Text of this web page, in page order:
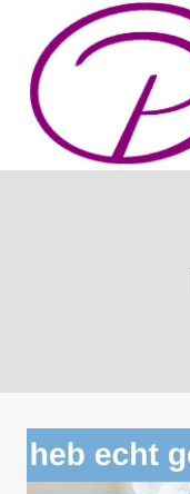
Doorgaan
inhoud